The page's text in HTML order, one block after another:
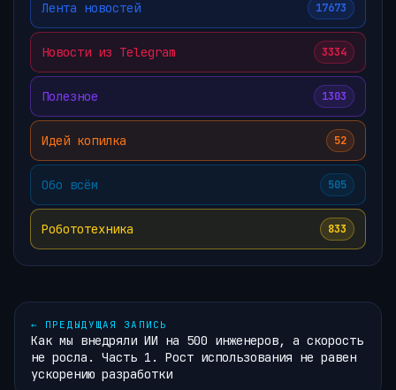
Лента новостей 17673
Новости из Telegram 3334
Полезное 1303
Идей копилка 52
Обо всём 505
Робототехника 833
← ПРЕДЫДУЩАЯ ЗАПИСЬ
Как мы внедряли ИИ на 500 инженеров, а скорость
не росла. Часть 1. Рост использования не равен
ускорению разработки